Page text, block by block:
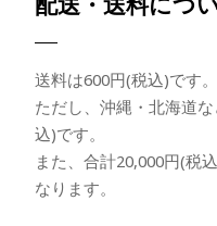
送料は600円(税込)です。
ただし、沖縄・北海道
込)です。
また、合計20,000円(税
なります。